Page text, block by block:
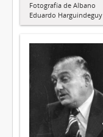
Fotografía de Albano
Eduardo Harguindeguy